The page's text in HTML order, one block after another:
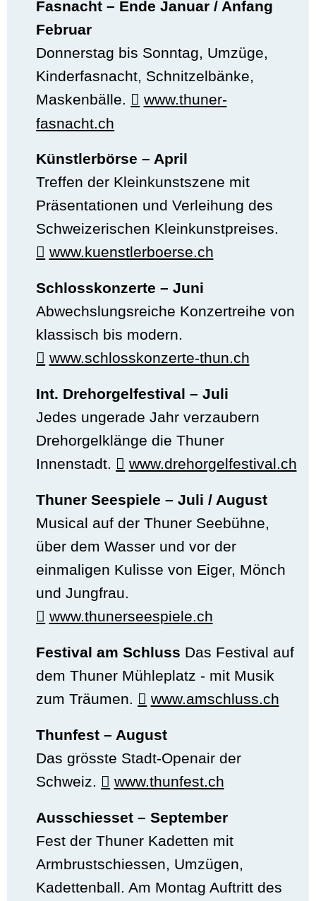
Fasnacht – Ende Januar / Anfang
Februar
Donnerstag bis Sonntag, Umzüge,
Kinderfasnacht, Schnitzelbänke,
Maskenbälle.
www.thuner-
fasnacht.ch
Künstlerbörse – April
Treffen der Kleinkunstszene mit
Präsentationen und Verleihung des
Schweizerischen Kleinkunstpreises.
www.kuenstlerboerse.ch
Schlosskonzerte – Juni
Abwechslungsreiche Konzertreihe von
klassisch bis modern.
www.schlosskonzerte-thun.ch
Int. Drehorgelfestival – Juli
Jedes ungerade Jahr verzaubern
Drehorgelklänge die Thuner
Innenstadt.
www.drehorgelfestival.ch
Thuner Seespiele – Juli / August
Musical auf der Thuner Seebühne,
über dem Wasser und vor der
einmaligen Kulisse von Eiger, Mönch
und Jungfrau.
www.thunerseespiele.ch
Festival am Schluss Das Festival auf
dem Thuner Mühleplatz - mit Musik
zum Träumen.
www.amschluss.ch
Thunfest – August
Das grösste Stadt-Openair der
Schweiz.
www.thunfest.ch
Ausschiesset – September
Fest der Thuner Kadetten mit
Armbrustschiessen, Umzügen,
Kadettenball. Am Montag Auftritt des